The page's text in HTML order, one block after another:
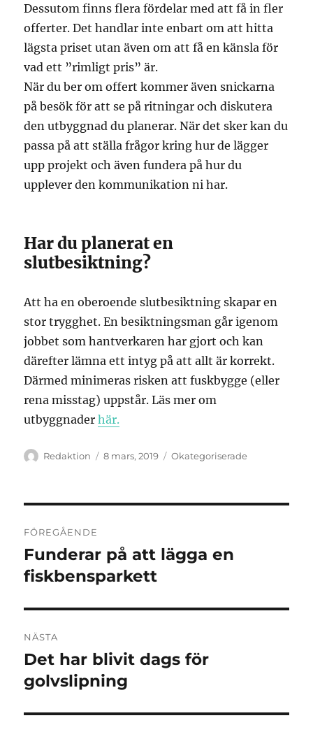
Dessutom finns flera fördelar med att få in fler
offerter. Det handlar inte enbart om att hitta
lägsta priset utan även om att få en känsla för
vad ett ”rimligt pris” är.
När du ber om offert kommer även snickarna
på besök för att se på ritningar och diskutera
den utbyggnad du planerar. När det sker kan du
passa på att ställa frågor kring hur de lägger
upp projekt och även fundera på hur du
upplever den kommunikation ni har.
Har du planerat en
slutbesiktning?
Att ha en oberoende slutbesiktning skapar en
stor trygghet. En besiktningsman går igenom
jobbet som hantverkaren har gjort och kan
därefter lämna ett intyg på att allt är korrekt.
Därmed minimeras risken att fuskbygge (eller
rena misstag) uppstår. Läs mer om
utbyggnaderhär.
Författare
Redaktion
Publicerat
8 mars, 2019 Kategorier
Okategoriserade
FÖREGÅENDE
Föregående
inlägg:
Funderar på att lägga en
fiskbensparkett
NÄSTA
Nästa
inlägg:
Det har blivit dags för
golvslipning